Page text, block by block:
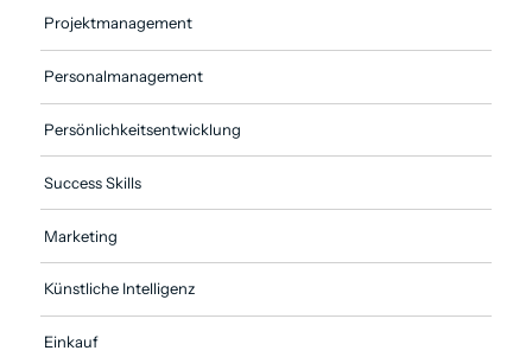
Projekt­management
Personal­management
Persönlichkeits­entwicklung
Success Skills
Marketing
Künstliche Intelligenz
Einkauf